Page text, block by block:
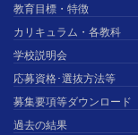
教育目標・特徴
カリキュラム・各教科
学校説明会
応募資格･選抜方法等
募集要項等ダウンロード
過去の結果